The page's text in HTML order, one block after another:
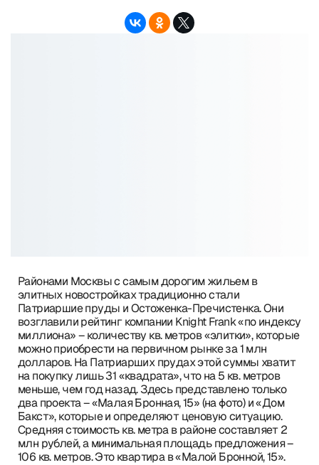
Районами Москвы с самым дорогим жильем в
элитных новостройках традиционно стали
Патриаршие пруды и Остоженка-Пречистенка. Они
возглавили рейтинг компании Knight Frank «по индексу
миллиона» – количеству кв. метров «элитки», которые
можно приобрести на первичном рынке за 1 млн
долларов. На Патриарших прудах этой суммы хватит
на покупку лишь 31 «квадрата», что на 5 кв. метров
меньше, чем год назад. Здесь представлено только
два проекта – «Малая Бронная, 15» (на фото) и «Дом
Бакст», которые и определяют ценовую ситуацию.
Средняя стоимость кв. метра в районе составляет 2
млн рублей, а минимальная площадь предложения –
106 кв. метров. Это квартира в «Малой Бронной, 15».